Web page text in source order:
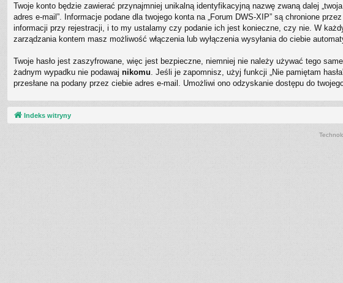
Twoje konto będzie zawierać przynajmniej unikalną identyfikacyjną nazwę zwaną dalej
adres e-mail”. Informacje podane dla twojego konta na „Forum DWS-XIP” są chronione
informacji przy rejestracji, i to my ustalamy czy podanie ich jest konieczne, czy nie. W
zarządzania kontem masz możliwość włączenia lub wyłączenia wysyłania do ciebie
Twoje hasło jest zaszyfrowane, więc jest bezpieczne, niemniej nie należy używać tego
żadnym wypadku nie podawaj nikomu . Jeśli je zapomnisz, użyj funkcji „Nie pamiętam
przesłane na podany przez ciebie adres e-mail. Umożliwi ono odzyskanie dostępu do
Indeks witryny